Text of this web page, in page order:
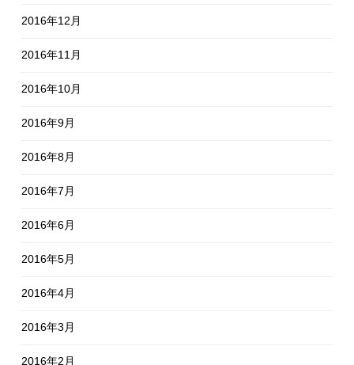
2016年12月
2016年11月
2016年10月
2016年9月
2016年8月
2016年7月
2016年6月
2016年5月
2016年4月
2016年3月
2016年2月